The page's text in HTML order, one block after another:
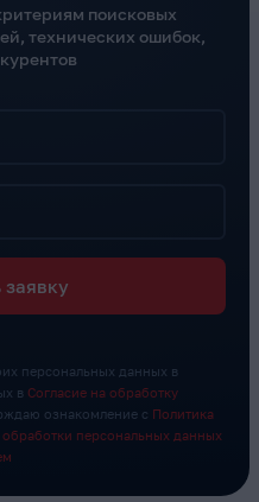
поисковых
технических ошибок,
заявку
персональных данных в
в Согласие на обработку
ознакомление с Политика
обработки персональных данных